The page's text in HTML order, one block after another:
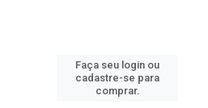
Faça seu login ou
cadastre-se para
comprar.